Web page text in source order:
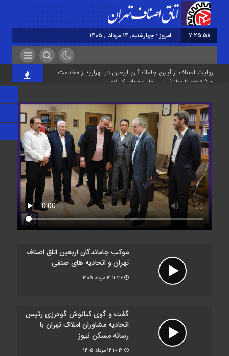
7:25:59
امروز : چهارشنبه, ۱۴ مرداد , ۱۴۰۵
روایت اصناف از آیین جاماندگان اربعین در تهران؛ از «خدمت
عاشقانه» تا «بازآفرینی حال‌وهوای کربلا»
نوسازی صنعت، ارتقای کیفیت و توسعه محصولات دوستدار
محیط‌زیست، مسیر آینده صنف
مردم افزایش بی رویه قیمت اجاره‌بها را از چشم مشاوران املاک
می‌بینند؛ این در حالی است که ما در این موضوع بی‌گناهیم
رکود صنعت منسوجات، سفارش‌های رنگرزی و چاپ پارچه را
کاهش داده است
ضرورت بازنگری در شیوه‌های مالیات‌ستانی از اصناف در دوران
شایعه گرانی بنزین، قیمت خودروهای برقی را بالا برد
موکب جاماندگان اربعین اتاق اصناف
تهران و اتحادیه های صنفی
14 مرداد 1405
گفت و گوی کیانوش گودرزی رئیس
اتحادیه مشاوران املاک تهران با
رسانه مسکن نیوز
14 مرداد 1405